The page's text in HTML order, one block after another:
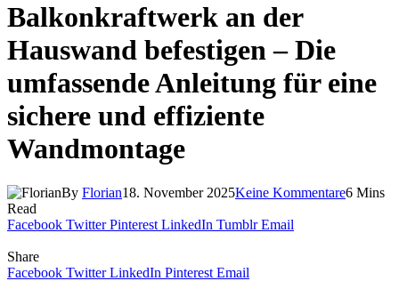
Balkonkraftwerk an der
Hauswand befestigen – Die
umfassende Anleitung für eine
sichere und effiziente
Wandmontage
By Florian18. November 2025Keine Kommentare6 Mins
Read
Facebook Twitter Pinterest LinkedIn Tumblr Email
Share
Facebook Twitter LinkedIn Pinterest Email